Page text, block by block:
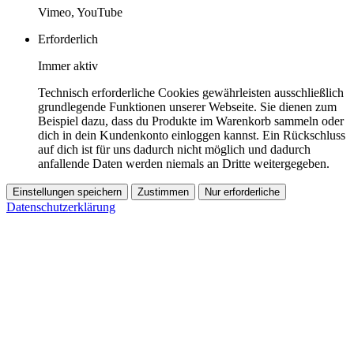
Vimeo, YouTube
Erforderlich
Immer aktiv
Technisch erforderliche Cookies gewährleisten ausschließlich
grundlegende Funktionen unserer Webseite. Sie dienen zum
Beispiel dazu, dass du Produkte im Warenkorb sammeln oder
dich in dein Kundenkonto einloggen kannst. Ein Rückschluss
auf dich ist für uns dadurch nicht möglich und dadurch
anfallende Daten werden niemals an Dritte weitergegeben.
Einstellungen speichern Zustimmen Nur erforderliche
Datenschutzerklärung